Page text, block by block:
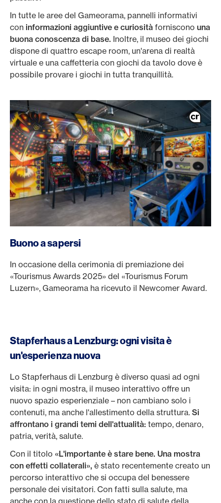
In tutte le aree del Gameorama, pannelli informativi
con informazioni aggiuntive e curiosità forniscono una
buona conoscenza di base. Inoltre, il museo dei giochi
dispone di quattro escape room, un'arena di realtà
virtuale e una caffetteria con giochi da tavolo dove è
possibile provare i giochi in tutta tranquillità.
Buono a sapersi
In occasione della cerimonia di premiazione dei
«Tourismus Awards 2025» del «Tourismus Forum
Luzern», Gameorama ha ricevuto il Newcomer Award.
Stapferhaus a Lenzburg: ogni visita è
un'esperienza nuova
Lo Stapferhaus di Lenzburg è diverso quasi ad ogni
visita: in ogni mostra, il museo interattivo offre un
nuovo spazio esperienziale – non cambiano solo i
contenuti, ma anche l'allestimento della struttura. Si
affrontano i grandi temi dell'attualità: tempo, denaro,
patria, verità, salute.
Con il titolo «L'importante è stare bene. Una mostra
con effetti collaterali», è stato recentemente creato un
percorso interattivo che si occupa del benessere
personale dei visitatori. Con fatti sulla salute, ma
anche con la questione dello stato di salute della